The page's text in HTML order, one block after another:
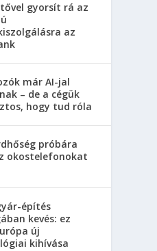
gyorsít rá az
az
már AI-jal
– de a cégük
hogy tud róla
próbára
okostelefonokat
építés
kevés: ez
új
kihívása